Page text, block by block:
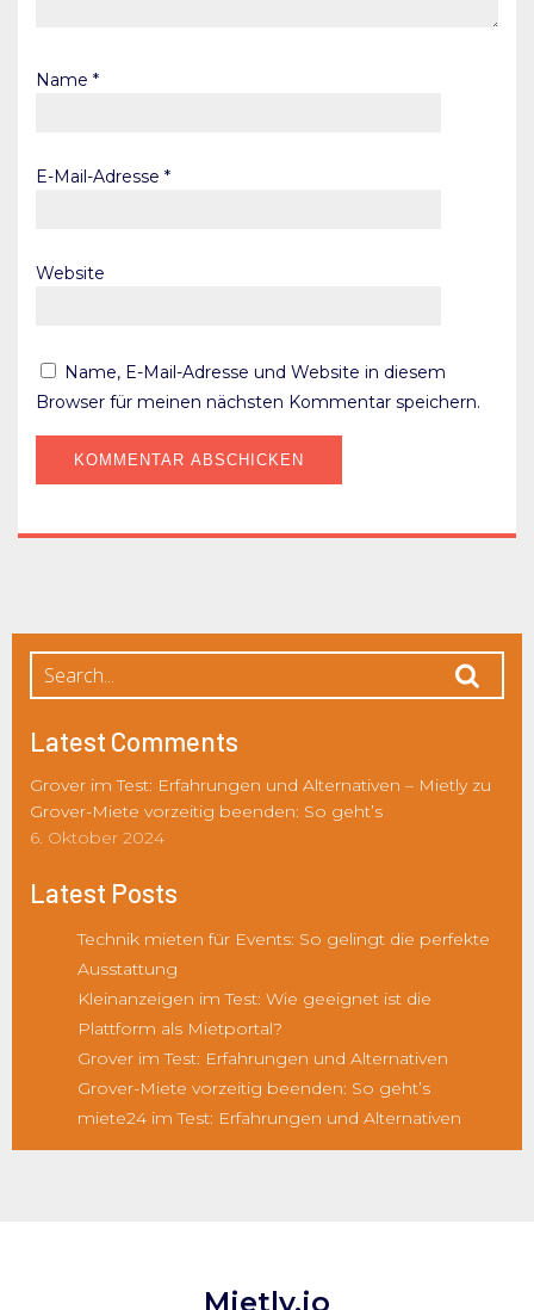
Name *
E-Mail-Adresse *
Website
Name, E-Mail-Adresse und Website in diesem
Browser für meinen nächsten Kommentar speichern.
Latest Comments
Grover im Test: Erfahrungen und Alternativen – Mietlyzu
Grover-Miete vorzeitig beenden: So geht’s
6. Oktober 2024
Latest Posts
Technik mieten für Events: So gelingt die perfekte
Ausstattung
Kleinanzeigen im Test: Wie geeignet ist die
Plattform als Mietportal?
Grover im Test: Erfahrungen und Alternativen
Grover-Miete vorzeitig beenden: So geht’s
miete24 im Test: Erfahrungen und Alternativen
Mietly.io